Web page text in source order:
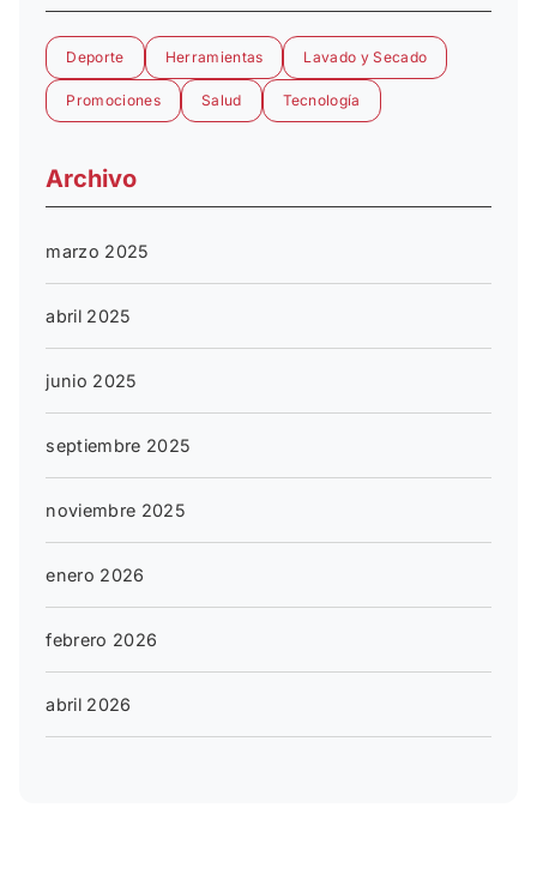
Deporte Herramientas Lavado y Secado
Promociones Salud Tecnología
Archivo
marzo 2025
abril 2025
junio 2025
septiembre 2025
noviembre 2025
enero 2026
febrero 2026
abril 2026